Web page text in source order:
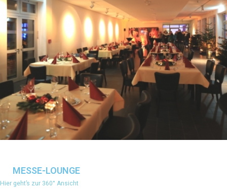
MESSE-LOUNGE
Hier geht’s zur 360° Ansicht